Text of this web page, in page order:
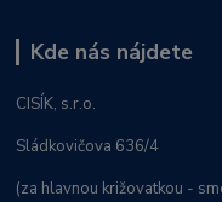
Kde nás nájdete
CISÍK, s.r.o.
Sládkovičova 636/4
(za hlavnou križovatkou -